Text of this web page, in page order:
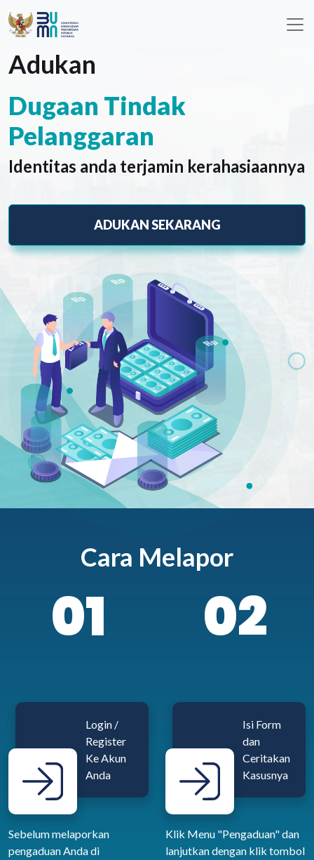
Adukan
Dugaan Tindak
Pelanggaran
Identitas anda terjamin kerahasiaannya
ADUKAN SEKARANG
Cara Melapor
01
Login /
Register
Ke Akun
Anda
Sebelum melaporkan
pengaduan Anda di
02
Isi Form
dan
Ceritakan
Kasusnya
Klik Menu "Pengaduan" dan
lanjutkan dengan klik tombol